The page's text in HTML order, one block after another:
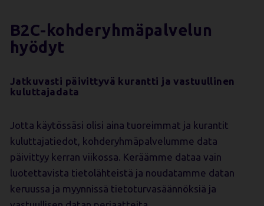
B2C-kohderyhmäpalvelun
hyödyt
Jatkuvasti päivittyvä kurantti ja vastuullinen
kuluttajadata
Jotta käytössäsi olisi aina tuoreimmat ja kurantit
kuluttajatiedot, kohderyhmäpalvelumme data
päivittyy kerran viikossa. Keräämme dataa vain
luotettavista tietolähteistä ja noudatamme datan
keruussa ja myynnissä tietoturvasäännöksiä ja